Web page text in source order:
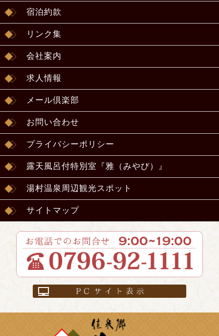
宿泊約款
リンク集
会社案内
求人情報
メール倶楽部
お問い合わせ
プライバシーポリシー
露天風呂付特別室『雅（みやび）』
湯村温泉周辺観光スポット
サイトマップ